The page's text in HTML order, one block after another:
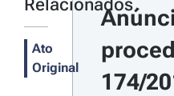
Relacionados
Ato
Original
174/